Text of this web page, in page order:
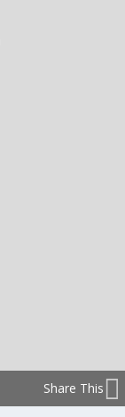
Share This